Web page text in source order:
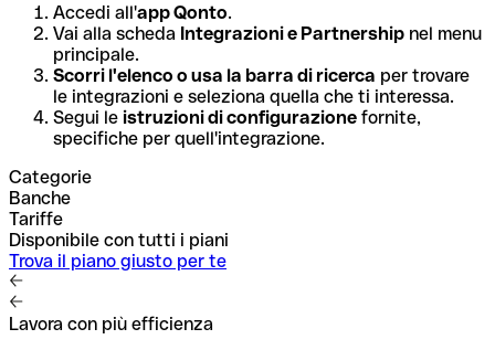
Accedi all'app Qonto.
Vai alla scheda Integrazioni e Partnership nel menu
principale.
Scorri l'elenco o usa la barra di ricerca per trovare
le integrazioni e seleziona quella che ti interessa.
Segui le istruzioni di configurazione fornite,
specifiche per quell'integrazione.
Categorie
Banche
Tariffe
Disponibile con tutti i piani
Trova il piano giusto per te
Lavora con più efficienza